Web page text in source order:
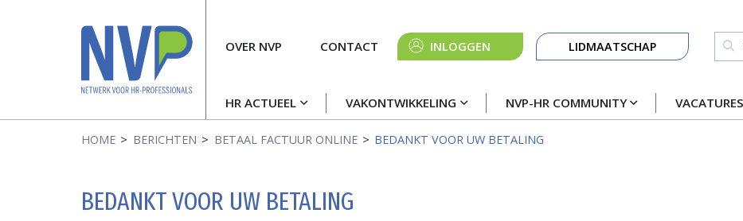
Hoofdnavigatie
HR ACTUEEL VAKONTWIKKELING NVP-HR COMMUNITY VACATURES
MetaOVER NVP CONTACT INLOGGEN
Knop
navigatie
LIDMAATSCHAP
HOME BERICHTEN BETAAL FACTUUR ONLINE BEDANKT VOOR UW BETALING
BEDANKT VOOR UW BETALING